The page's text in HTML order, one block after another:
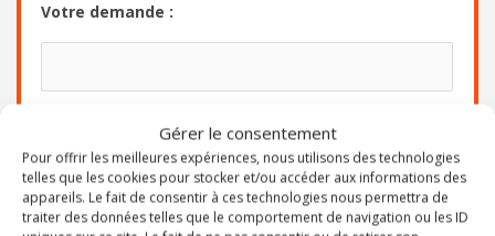
Gérer le consentement
Pour offrir les meilleures expériences, nous utilisons des technologies
telles que les cookies pour stocker et/ou accéder aux informations des
appareils. Le fait de consentir à ces technologies nous permettra de
traiter des données telles que le comportement de navigation ou les ID
Votre demande :
Envoyer